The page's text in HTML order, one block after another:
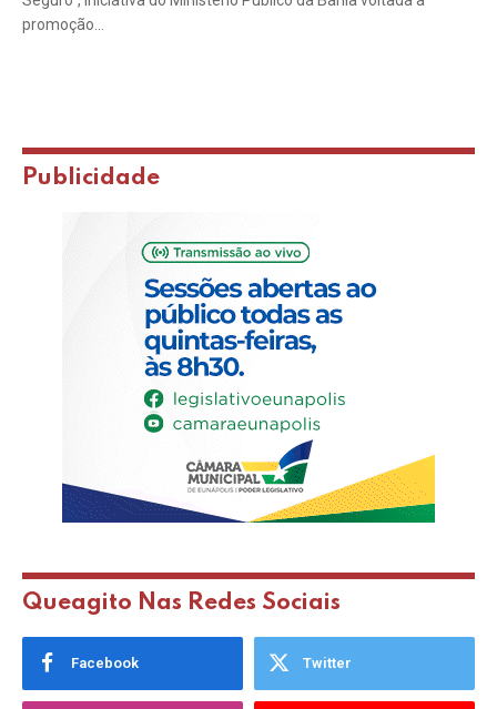
promoção…
Publicidade
Queagito Nas Redes Sociais
Facebook Twitter